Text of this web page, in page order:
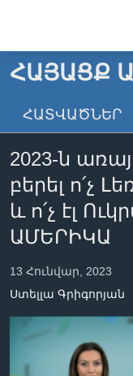
անցնել
հիմնական
անցնել
բովանդակությանը
հիմնական
բովանդակություն
ԳԼԽԱՎՈՐ ԷՋ
ԼՈՒՐԵՐ
ՏԵՍԱՆՅՈՒԹԵՐ
ՖԻԼՄԵՐ
ՖԻԼՄԵՐ
ՄԵՐ ՄԱՍԻՆ
«ԱՄԵՐԻԿԱՅԻ
ԿԱՊ ՄԵԶ ՀԵՏ
Learning English
ՀԵՏԵՒԵՔ ՄԵԶ
ՀԱՅԱՑՔ
ՀԱՏՎԱԾՆԵՐ
2023-ն
բերել ո՛չ
և ո՛չ էլ
ԱՄԵՐԻԿԱ
13 Հունվար, 2023
Ստելլա Գրիգորյան